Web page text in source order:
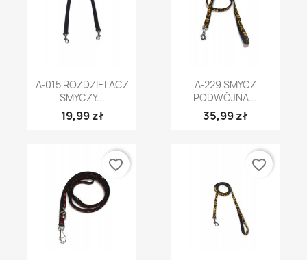
A-015 ROZDZIELACZ
SMYCZY...
19,99 zł
A-229 SMYCZ
PODWÓJNA...
35,99 zł
favorite_border favorite_border